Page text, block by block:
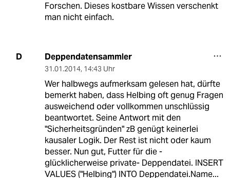
Forschen. Dieses kostbare Wissen verschenkt
man nicht einfach.
D Deppendatensammler
31.01.2014, 14:43 Uhr
Wer halbwegs aufmerksam gelesen hat, dürfte
bemerkt haben, dass Helbing oft genug Fragen
ausweichend oder vollkommen unschlüssig
beantwortet. Seine Antwort mit den
"Sicherheitsgründen" zB genügt keinerlei
kausaler Logik. Der Rest ist nicht oder kaum
besser. Nun gut, Futter für die -
glücklicherweise private- Deppendatei. INSERT
VALUES ("Helbing") INTO Deppendatei.Name...